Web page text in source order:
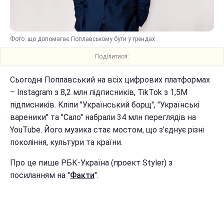
Фото: що допомагає Поплавському бути у трендах
Поділитися:
Сьогодні Поплавський на всіх цифрових платформах
– Instagram з 8,2 млн підписників, TikTok з 1,5М
підписників. Кліпи "Український борщ", "Українські
вареники" та "Сало" набрали 34 млн переглядів на
YouTube. Його музика стає мостом, що з’єднує різні
покоління, культури та країни.
Про це пише РБК-Україна (проект Styler) з
посиланням на "Факти".